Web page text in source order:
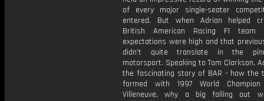
of every major single-seater
entered. But when Adrian helped
British American Racing F1 team
expectations were high and that
didn’t quite translate in the
motorsport. Speaking to Tom Clarkson,
the fascinating story of BAR - how the
formed with 1997 World Champion
Villeneuve, why a big falling out